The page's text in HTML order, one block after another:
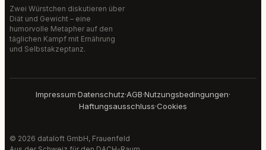
Zwei Würstchen diskutieren über
Diät und Gewicht – eine
humorvolle Metapher auf den
täglichen Kampf mit Ernährung
und Selbstakzeptanz.
Impressum·Datenschutz·AGB·Nutzungsbedingungen·
Haftungsausschluss·Cookies
© 2026 dataloft GmbH, Frauenfeld